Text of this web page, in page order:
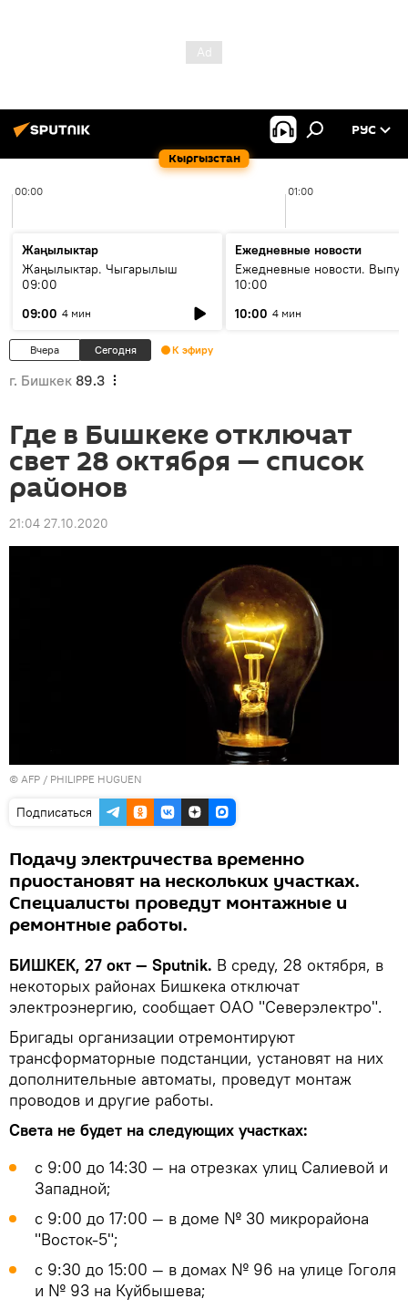
Кыргызстан
РУС
00:00 01:00
Жаңылыктар
Жаңылыктар. Чыгарылыш
09:00
09:00 4 мин
Ежедневные новости
Ежедневные новости.
10:00
10:00 4 мин
Вчера Сегодня К эфиру
г. Бишкек 89.3
Где в Бишкеке отключат
свет 28 октября — список
районов
21:04 27.10.2020
© AFP / PHILIPPE HUGUEN
Подписаться
Подачу электричества временно
приостановят на нескольких участках.
Специалисты проведут монтажные и
ремонтные работы.
БИШКЕК, 27 окт — Sputnik. В среду, 28 октября, в
некоторых районах Бишкека отключат
электроэнергию, сообщает ОАО "Северэлектро".
Бригады организации отремонтируют
трансформаторные подстанции, установят на них
дополнительные автоматы, проведут монтаж
проводов и другие работы.
Света не будет на следующих участках:
с 9:00 до 14:30 — на отрезках улиц Салиевой и
Западной;
с 9:00 до 17:00 — в доме № 30 микрорайона
"Восток-5";
с 9:30 до 15:00 — в домах № 96 на улице Гоголя
и № 93 на Куйбышева;